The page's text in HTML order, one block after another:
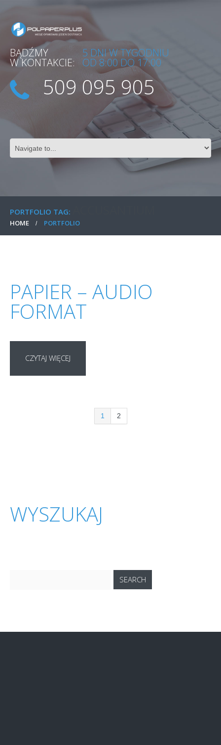
BĄDŹMY
W KONTAKCIE:
5 DNI W TYGODNIU
OD 8:00 DO 17:00
509 095 905
PORTFOLIO TAG:
HOME PORTFOLIO
PAPIER – AUDIO
FORMAT
CZYTAJ WIĘCEJ
1 2
WYSZUKAJ